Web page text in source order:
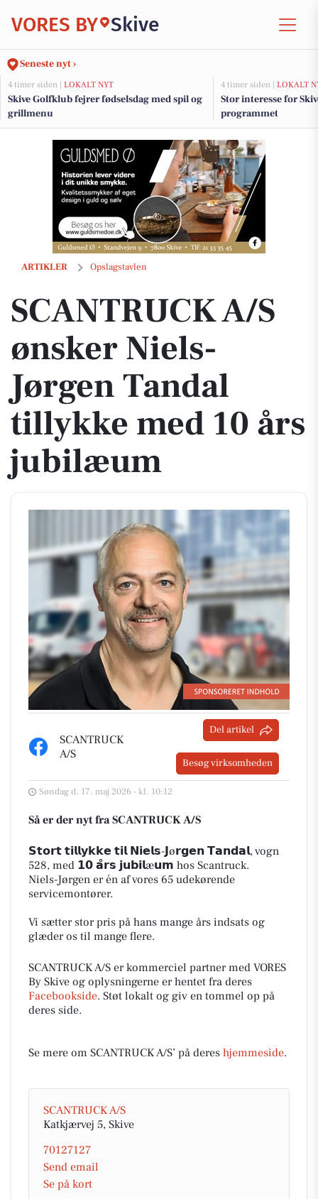
VORES BY Skive
Seneste nyt ›
4 timer siden | LOKALT NYT
Skive Golfklub fejrer fødselsdag med spil og
grillmenu
4 timer siden | LOKALT
Stor interesse for
programmet
ARTIKLER Opslagstavlen
SCANTRUCK A/S ønsker Niels-Jørgen Tandal tillykke med 10 års
SCANTRUCK A/S
ønsker Niels-
Jørgen Tandal
tillykke med 10 års
jubilæum
SCANTRUCK
A/S
Del artikel
Besøg virksomheden
Søndag d. 17. maj 2026 - kl. 10:12
Så er der nyt fra SCANTRUCK A/S
𝗦𝘁𝗼𝗿𝘁 𝘁𝗶𝗹𝗹𝘆𝗸𝗸𝗲 𝘁𝗶𝗹 𝗡𝗶𝗲𝗹𝘀-𝗝ø𝗿𝗴𝗲𝗻 𝗧𝗮𝗻𝗱𝗮𝗹, vogn
528, med 𝟭𝟬 𝗮̊𝗿𝘀 𝗷𝘂𝗯𝗶𝗹æ𝘂𝗺 hos Scantruck.
Niels-Jørgen er én af vores 65 udekørende
servicemontører.
Vi sætter stor pris på hans mange års indsats og
glæder os til mange flere.
SCANTRUCK A/S er kommerciel partner med VORES
By Skive og oplysningerne er hentet fra deres
Facebookside. Støt lokalt og giv en tommel op på
deres side.
Se mere om SCANTRUCK A/S’ på deres hjemmeside.
SCANTRUCK A/S
Katkjærvej 5, Skive
70127127
Send email
Se på kort